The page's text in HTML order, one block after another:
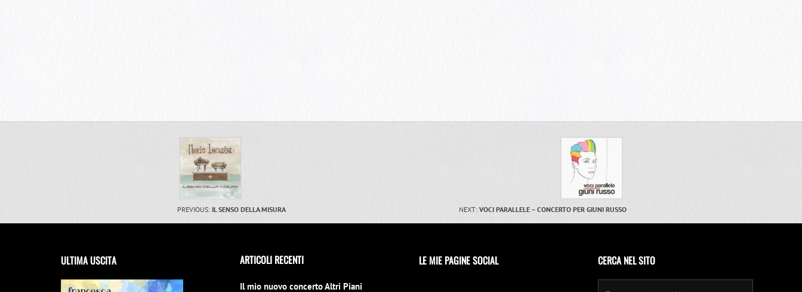
PREVIOUS: IL SENSO DELLA MISURA NEXT: VOCI PARALLELE – CONCERTO PER GIUNI RUSSO
ULTIMA USCITA ARTICOLI RECENTI
Il mio nuovo concerto Altri Piani
LE MIE PAGINE SOCIAL CERCA NEL SITO